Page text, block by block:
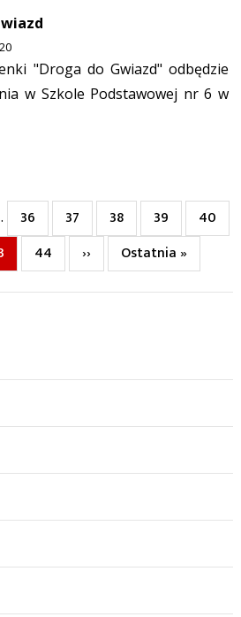
"Droga do Gwiazd" odbędzie
w Szkole Podstawowej nr 6 w
Page
36 Page
37 Page
38 Page
39 Page
40
Page
44
Następna
strona
››
Ostatnia
strona
Ostatnia »